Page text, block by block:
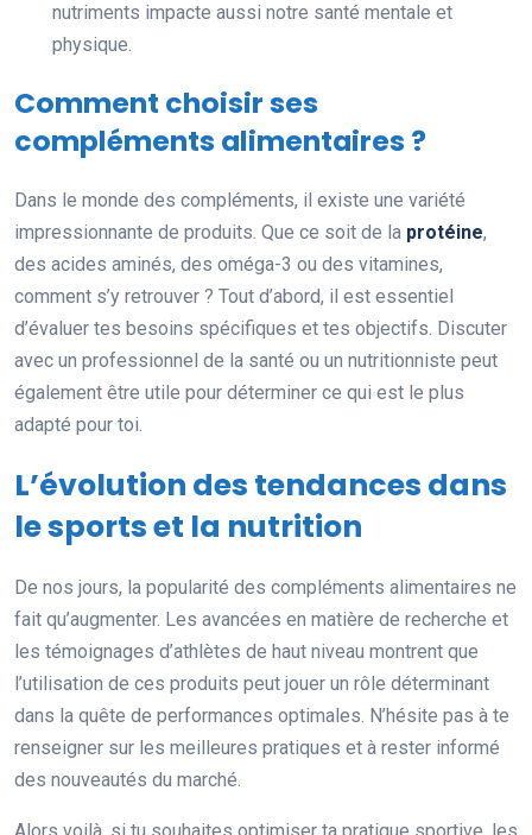
nutriments impacte aussi notre santé mentale et
physique.
Comment choisir ses
compléments alimentaires ?
Dans le monde des compléments, il existe une variété
impressionnante de produits. Que ce soit de la protéine,
des acides aminés, des oméga-3 ou des vitamines,
comment s’y retrouver ? Tout d’abord, il est essentiel
d’évaluer tes besoins spécifiques et tes objectifs. Discuter
avec un professionnel de la santé ou un nutritionniste peut
également être utile pour déterminer ce qui est le plus
adapté pour toi.
L’évolution des tendances dans
le sports et la nutrition
De nos jours, la popularité des compléments alimentaires ne
fait qu’augmenter. Les avancées en matière de recherche et
les témoignages d’athlètes de haut niveau montrent que
l’utilisation de ces produits peut jouer un rôle déterminant
dans la quête de performances optimales. N’hésite pas à te
renseigner sur les meilleures pratiques et à rester informé
des nouveautés du marché.